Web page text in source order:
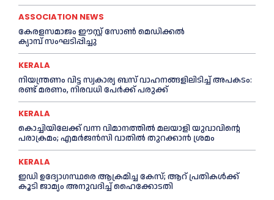
ASSOCIATION NEWS
കേരളസമാജം ഈസ്റ്റ് സോണ്‍ മെഡിക്കൽ
ക്യാമ്പ് സംഘടിപ്പിച്ചു
KERALA
നിയന്ത്രണം വിട്ട സ്വകാര്യ ബസ് വാഹനങ്ങളിലിടിച്ച്‌ അപകടം:
രണ്ട് മരണം, നിരവധി പേർക്ക് പരുക്ക്
KERALA
കൊച്ചിയിലേക്ക് വന്ന വിമാനത്തില്‍ മലയാളി യുവാവിന്റെ
പരാക്രമം; എമര്‍ജൻസി വാതില്‍ തുറക്കാൻ ശ്രമം
KERALA
ഇഡി ഉദ്യോഗസ്ഥരെ ആക്രമിച്ച കേസ്; ആറ് പ്രതികള്‍ക്ക്
കൂടി ജാമ്യം അനുവദിച്ച്‌ ഹൈക്കോടതി